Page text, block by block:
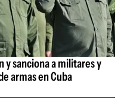
y sanciona a militares y
armas en Cuba